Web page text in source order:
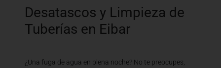
Desatascos y Limpieza de
Tuberías en Eibar
¿Una fuga de agua en plena noche? No te preocupes,